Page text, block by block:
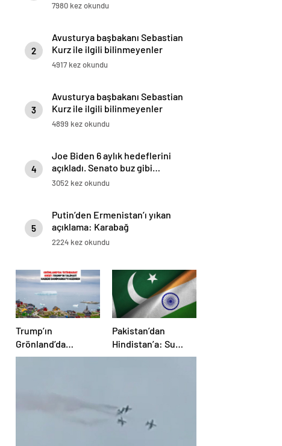
7980 kez okundu
2
Avusturya başbakanı Sebastian
Kurz ile ilgili bilinmeyenler
4917 kez okundu
3
Avusturya başbakanı Sebastian
Kurz ile ilgili bilinmeyenler
4899 kez okundu
4
Joe Biden 6 aylık hedeflerini
açıkladı. Senato buz gibi…
3052 kez okundu
5
Putin’den Ermenistan’ı yıkan
açıklama: Karabağ
Azerbaycan’ın ayrılmaz bir
2224 kez okundu
Trump’ın
Grönland’da
‘casusluk’ planı kriz
Pakistan’dan
Hindistan’a: Su
bizim kırmızı